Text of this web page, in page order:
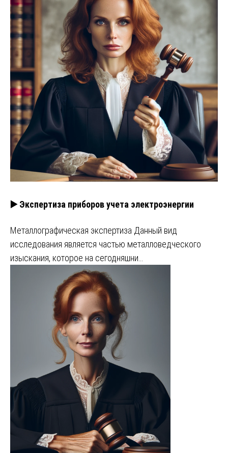
▶️ Экспертиза приборов учета электроэнергии
Металлографическая экспертиза Данный вид
исследования является частью металловедческого
изыскания, которое на сегодняшни…